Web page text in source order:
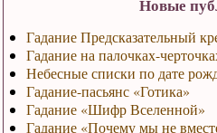
Новые
Гадание Предсказательный
Гадание на палочках-
Небесные списки по дате
Гадание-пасьянс «Готика»
Гадание «Шифр Вселенной»
Гадание «Почему мы не